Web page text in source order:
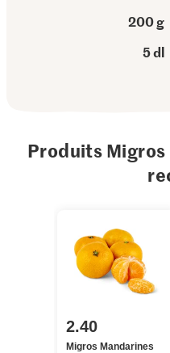
200 g
5 dl
Produits
2.40
Migros Mandarines